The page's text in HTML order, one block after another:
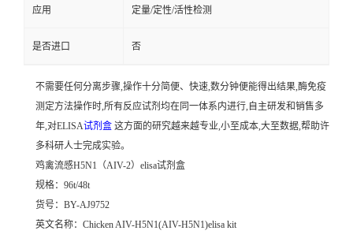
应用 定量/定性/活性检测
是否进口 否
不需要任何分离步骤,操作十分简便、快速,数分钟便能得出结果,酶免疫
测定方法操作时,所有反应试剂均在同一体系内进行,自主研发和销售多
年,对ELISA试剂盒 这方面的研究越来越专业,小至成本,大至数据,帮助许
多科研人士完成实验。
鸡禽流感H5N1（AIV-2）elisa试剂盒
规格：96t/48t
货号：BY-AJ9752
英文名称： Chicken AIV-H5N1(AIV-H5N1)elisa kit